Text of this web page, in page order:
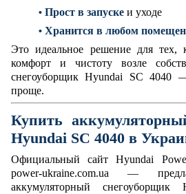
• Прост в запуске и уходе
• Хранится в любом
Это идеальное решение для тех,
комфорт и чистоту возле
снегоуборщик Hyundai SC 4040
проще.
Купить
Hyundai SC 4040 в
Официальный сайт Hyundai
power-ukraine.com.ua —
аккумуляторный